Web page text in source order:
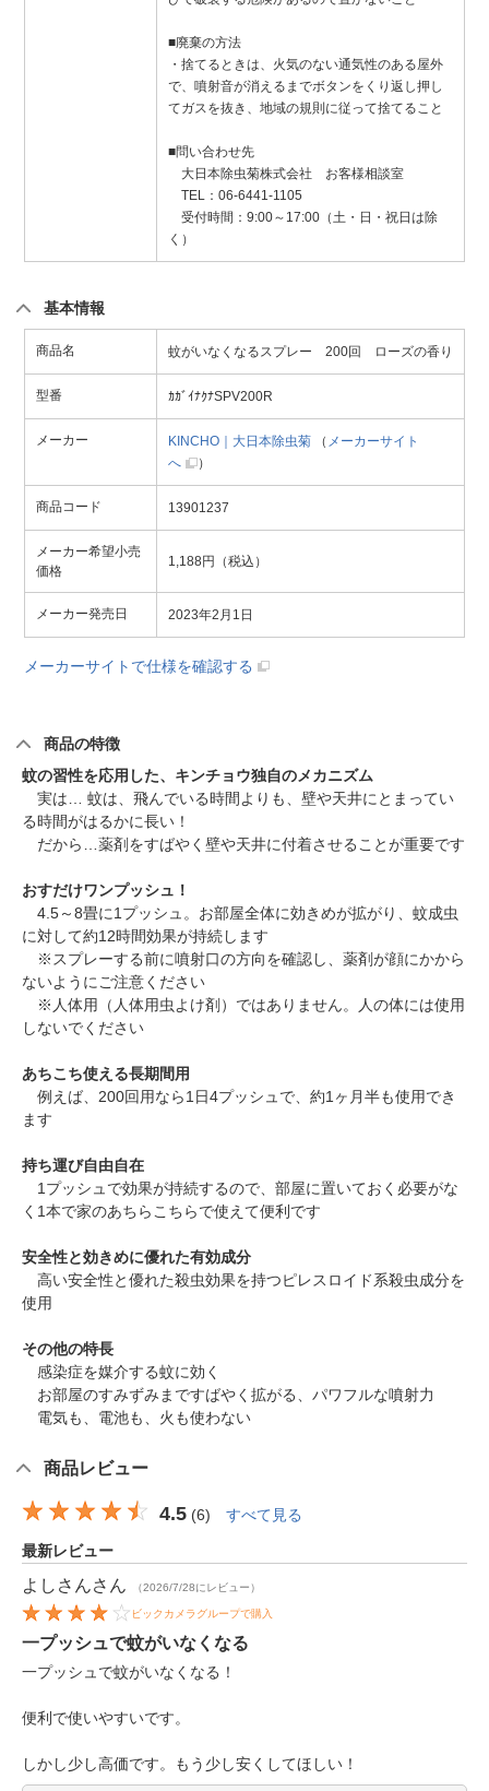
■廃棄の方法
・捨てるときは、火気のない通気性のある屋外
で、噴射音が消えるまでボタンをくり返し押し
てガスを抜き、地域の規則に従って捨てること
■問い合わせ先
大日本除虫菊株式会社 お客様相談室
TEL：06-6441-1105
受付時間：9:00～17:00（土・日・祝日は除
く）
基本情報
商品名 蚊がいなくなるスプレー 200回 ローズの香り
型番 ｶｶﾞｲﾅｸﾅSPV200R
メーカー KINCHO｜大日本除虫菊 （ メーカーサイト
へ
）
商品コード 13901237
メーカー希望小売
価格
1,188円（税込）
メーカー発売日 2023年2月1日
メーカーサイトで仕様を確認する
商品の特徴
蚊の習性を応用した、キンチョウ独自のメカニズム
実は… 蚊は、飛んでいる時間よりも、壁や天井にとまってい
る時間がはるかに長い！
だから…薬剤をすばやく壁や天井に付着させることが重要です
おすだけワンプッシュ！
4.5～8畳に1プッシュ。お部屋全体に効きめが拡がり、蚊成虫
に対して約12時間効果が持続します
※スプレーする前に噴射口の方向を確認し、薬剤が顔にかから
ないようにご注意ください
※人体用（人体用虫よけ剤）ではありません。人の体には使用
しないでください
あちこち使える長期間用
例えば、200回用なら1日4プッシュで、約1ヶ月半も使用でき
ます
持ち運び自由自在
1プッシュで効果が持続するので、部屋に置いておく必要がな
く1本で家のあちらこちらで使えて便利です
安全性と効きめに優れた有効成分
高い安全性と優れた殺虫効果を持つピレスロイド系殺虫成分を
使用
その他の特長
感染症を媒介する蚊に効く
お部屋のすみずみまですばやく拡がる、パワフルな噴射力
電気も、電池も、火も使わない
商品レビュー
4.5 (6) すべて見る
最新レビュー
よしさんさん （2026/7/28にレビュー）
ビックカメラグループで購入
一プッシュで蚊がいなくなる
一プッシュで蚊がいなくなる！
便利で使いやすいです。
しかし少し高価です。もう少し安くしてほしい！